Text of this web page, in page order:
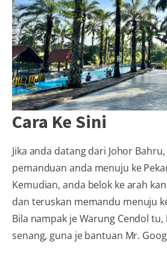
Cara Ke Sini
Jika anda datang dari Johor
pemanduan anda menuju ke
Kemudian, anda belok ke arah
dan teruskan memandu menuju
Bila nampak je Warung Cendol tu,
senang, guna je bantuan Mr.